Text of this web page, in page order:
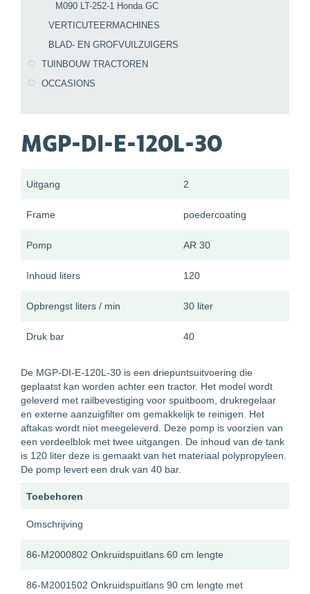
M090 LT-252-1 Honda GC
VERTICUTEERMACHINES
BLAD- EN GROFVUILZUIGERS
TUINBOUW TRACTOREN
OCCASIONS
MGP-DI-E-120L-30
Uitgang 2
Frame poedercoating
Pomp AR 30
Inhoud liters 120
Opbrengst liters / min 30 liter
Druk bar 40
De MGP-DI-E-120L-30 is een driepuntsuitvoering die
geplaatst kan worden achter een tractor. Het model wordt
geleverd met railbevestiging voor spuitboom, drukregelaar
en externe aanzuigfilter om gemakkelijk te reinigen. Het
aftakas wordt niet meegeleverd. Deze pomp is voorzien van
een verdeelblok met twee uitgangen. De inhoud van de tank
is 120 liter deze is gemaakt van het materiaal polypropyleen.
De pomp levert een druk van 40 bar.
Toebehoren
Omschrijving
86-M2000802 Onkruidspuitlans 60 cm lengte
86-M2001502 Onkruidspuitlans 90 cm lengte met